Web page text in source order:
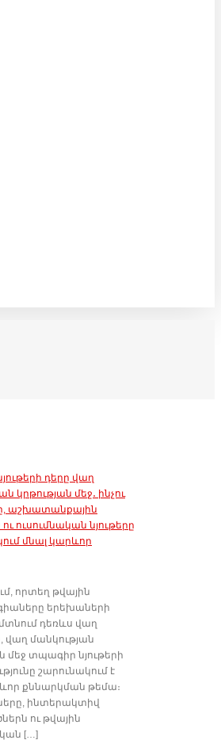
դերը վաղ
կրթության մեջ․ ինչու
աշխատանքային
ուսումնական նյութերը
մնալ կարևոր
որտեղ թվային
երեխաների
դեռևս վաղ
վաղ մանկության
մեջ տպագիր նյութերի
շարունակում է
քննարկման թեմա։
ինտերակտիվ
ու թվային
[…]